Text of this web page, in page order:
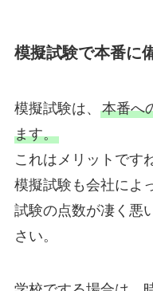
模擬試験で本番に
模擬試験は、 本番へ
ます。
これはメリットです
模擬試験も会社によ
試験の点数が凄く悪
さい。